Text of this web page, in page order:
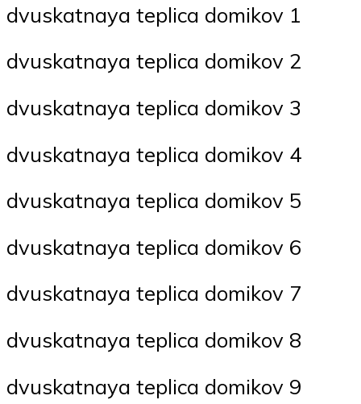
dvuskatnaya teplica domikov 1
dvuskatnaya teplica domikov 2
dvuskatnaya teplica domikov 3
dvuskatnaya teplica domikov 4
dvuskatnaya teplica domikov 5
dvuskatnaya teplica domikov 6
dvuskatnaya teplica domikov 7
dvuskatnaya teplica domikov 8
dvuskatnaya teplica domikov 9